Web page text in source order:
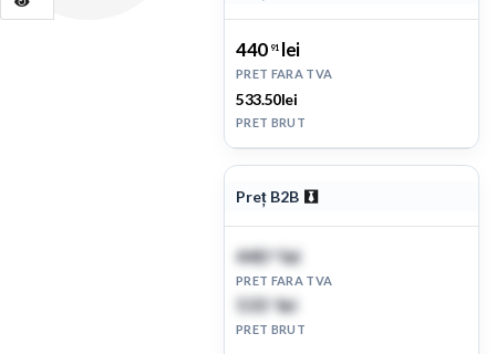
440 91lei
PRET FARA TVA
533.50lei
PRET BRUT
Preț B2B
440 lei
PRET FARA TVA
533 lei
PRET BRUT